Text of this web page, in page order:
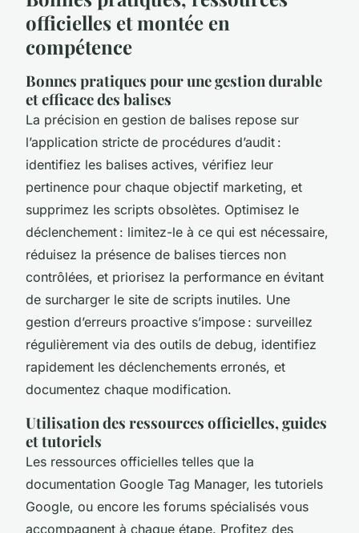
officielles et montée en
compétence
Bonnes pratiques pour une gestion durable
et efficace des balises
La précision en gestion de balises repose sur
l’application stricte de procédures d’audit :
identifiez les balises actives, vérifiez leur
pertinence pour chaque objectif marketing, et
supprimez les scripts obsolètes. Optimisez le
déclenchement : limitez-le à ce qui est nécessaire,
réduisez la présence de balises tierces non
contrôlées, et priorisez la performance en évitant
de surcharger le site de scripts inutiles. Une
gestion d’erreurs proactive s’impose : surveillez
régulièrement via des outils de debug, identifiez
rapidement les déclenchements erronés, et
documentez chaque modification.
Utilisation des ressources officielles, guides
et tutoriels
Les ressources officielles telles que la
documentation Google Tag Manager, les tutoriels
Google, ou encore les forums spécialisés vous
accompagnent à chaque étape. Profitez des